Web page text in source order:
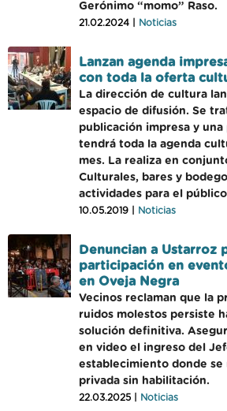
Gerónimo “momo” Raso.
21.02.2024 | Noticias
Lanzan agenda
con toda la oferta
La dirección de cultura
espacio de difusión. Se
publicación impresa y una
tendrá toda la agenda
mes. La realiza en
Culturales, bares y
actividades para el
10.05.2019 | Noticias
Denuncian a Ustarroz
participación en
en Oveja Negra
Vecinos reclaman que la
ruidos molestos persiste
solución definitiva.
en video el ingreso del
establecimiento donde se
privada sin habilitación.
22.03.2025 | Noticias